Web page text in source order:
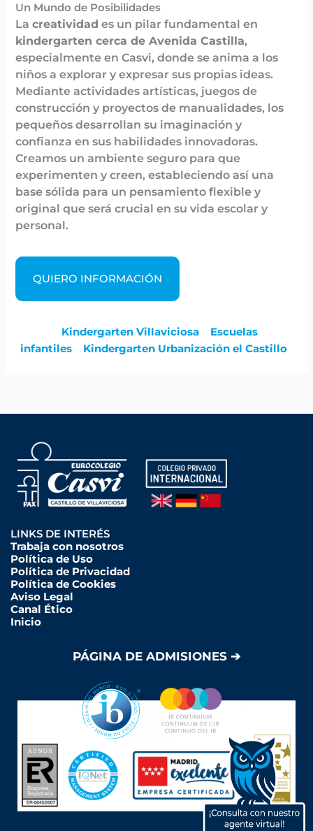
Un Mundo de Posibilidades
Lacreatividad es un pilar fundamental en
kindergarten cerca de Avenida Castilla,
especialmente en Casvi, donde se anima a los
niños a explorar y expresar sus propias ideas.
Mediante actividades artísticas, juegos de
construcción y proyectos de manualidades, los
pequeños desarrollan su imaginación y
confianza en sus habilidades innovadoras.
Creamos un ambiente seguro para que
experimenten y creen, estableciendo así una
base sólida para un pensamiento flexible y
original que será crucial en su vida escolar y
personal.
QUIERO INFORMACIÓN
Kindergarten Villaviciosa
Escuelas
infantiles
Kindergarten Urbanización el Castillo
LINKS DE INTERÉS
Trabaja con nosotros
Política de Uso
Política de Privacidad
Política de Cookies
Aviso Legal
Canal Ético
Inicio
PÁGINA DE ADMISIONES ➔